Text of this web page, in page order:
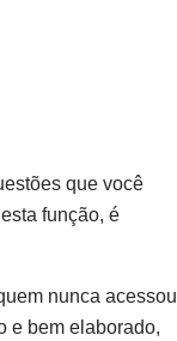
que você
função, é
nunca acessou
e bem elaborado,